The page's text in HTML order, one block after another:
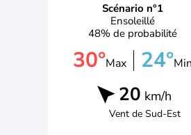
Scénario n°1
Ensoleillé
48% de probabilité
30°Max 24°Min
20 km/h
Vent deSud-Est